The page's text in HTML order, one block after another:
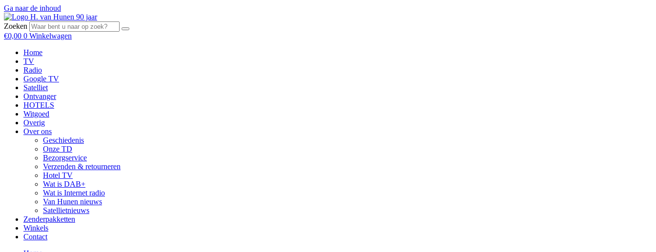
Ga naar de inhoud
Zoeken
€0,00 0 Winkelwagen
Home
TV
Radio
Google TV
Satelliet
Ontvanger
HOTELS
Witgoed
Overig
Over ons
Geschiedenis
Onze TD
Bezorgservice
Verzenden & retourneren
Hotel TV
Wat is DAB+
Wat is Internet radio
Van Hunen nieuws
Satellietnieuws
Zenderpakketten
Winkels
Contact